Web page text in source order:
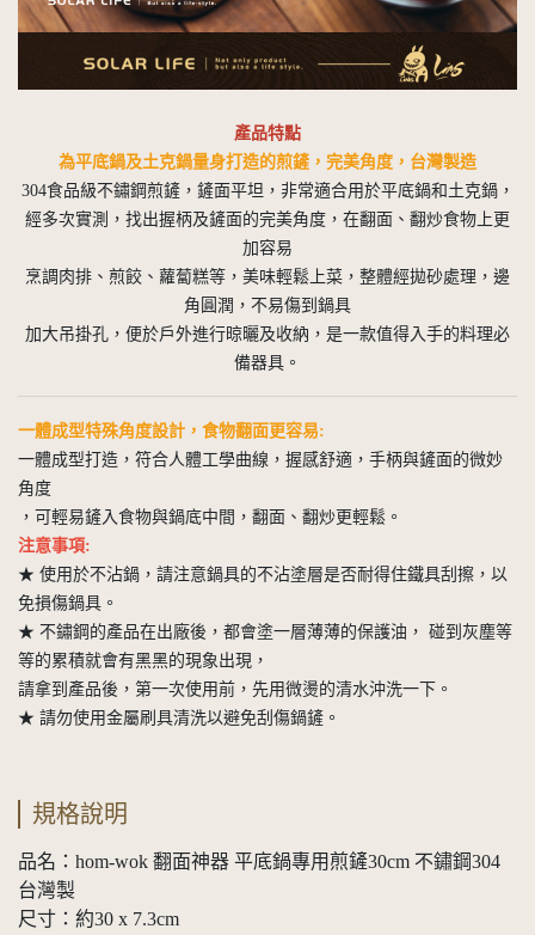
產品特點
為平底鍋及土克鍋量身打造的煎鏟，完美角度，台灣製造
304食品級不鏽鋼煎鏟，鏟面平坦，非常適合用於平底鍋和土克鍋，
經多次實測，找出握柄及鏟面的完美角度，在翻面、翻炒食物上更
加容易
烹調肉排、煎餃、蘿蔔糕等，美味輕鬆上菜，整體經拋砂處理，邊
角圓潤，不易傷到鍋具
加大吊掛孔，便於戶外進行晾曬及收納，是一款值得入手的料理必
備器具。
一體成型特殊角度設計，食物翻面更容易:
一體成型打造，符合人體工學曲線，握感舒適，手柄與鏟面的微妙
角度
，可輕易鏟入食物與鍋底中間，翻面、翻炒更輕鬆。
注意事項:
★ 使用於不沾鍋，請注意鍋具的不沾塗層是否耐得住鐵具刮擦，以
免損傷鍋具。
★ 不鏽鋼的產品在出廠後，都會塗一層薄薄的保護油， 碰到灰塵等
等的累積就會有黑黑的現象出現，
請拿到產品後，第一次使用前，先用微燙的清水沖洗一下。
★ 請勿使用金屬刷具清洗以避免刮傷鍋鏟。
規格說明
品名：hom-wok 翻面神器 平底鍋專用煎鏟30cm 不鏽鋼304
台灣製
尺寸：約30 x 7.3cm